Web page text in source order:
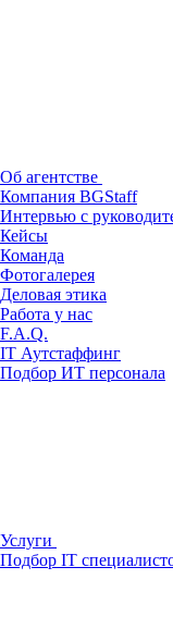
Об агентстве
Компания BGStaff
Интервью с
Кейсы
Команда
Фотогалерея
Деловая этика
Работа у нас
F.A.Q.
IT Аутстаффинг
Подбор ИТ персонала
Услуги
Подбор IT